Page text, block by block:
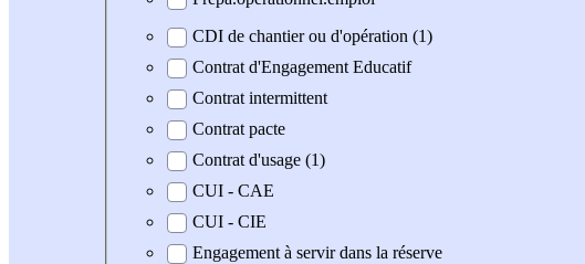
CDI de chantier ou d'opération (1)
Contrat d'Engagement Educatif
Contrat intermittent
Contrat pacte
Contrat d'usage (1)
CUI - CAE
CUI - CIE
Engagement à servir dans la réserve